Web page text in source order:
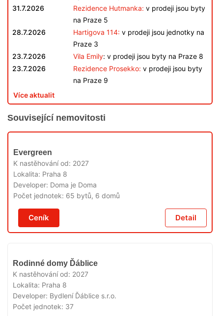
31.7.2026
Rezidence Hutmanka: v prodeji jsou byty
na Praze 5
28.7.2026
Hartigova 114: v prodeji jsou jednotky na
Praze 3
23.7.2026
Vila Emily: v prodeji jsou byty na Praze 8
23.7.2026
Rezidence Prosekko: v prodeji jsou byty
na Praze 9
Více aktualit
Související nemovitosti
Evergreen
K nastěhování od: 2027
Lokalita: Praha 8
Developer: Doma je Doma
Počet jednotek: 65 bytů, 6 domů
Ceník Detail
Rodinné domy Ďáblice
K nastěhování od: 2027
Lokalita: Praha 8
Developer: Bydlení Ďáblice s.r.o.
Počet jednotek: 37